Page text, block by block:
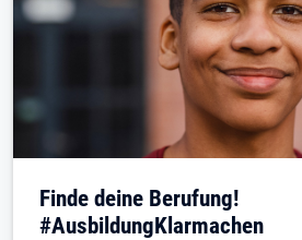
Finde deine Berufung!
#AusbildungKlarmachen